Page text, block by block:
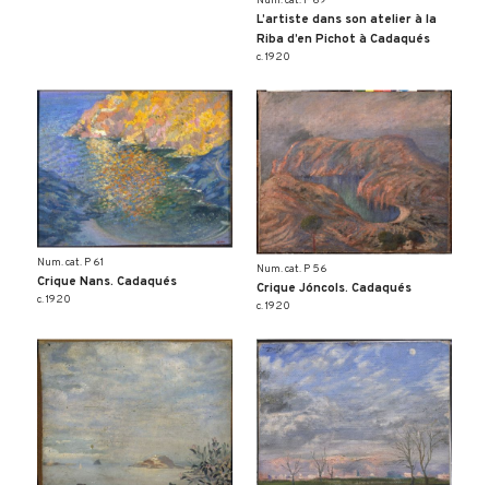
L’artiste dans son atelier à la
Riba d’en Pichot à Cadaqués
c. 1920
Num. cat. P 61
Crique Nans. Cadaqués
c. 1920
Num. cat. P 56
Crique Jóncols. Cadaqués
c. 1920